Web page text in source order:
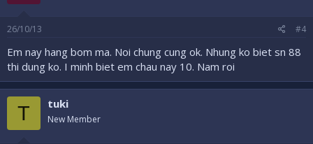
26/10/13 #4
Em nay hang bom ma. Noi chung cung ok. Nhung ko biet sn 88
thi dung ko. I minh biet em chau nay 10. Nam roi
T tuki
New Member